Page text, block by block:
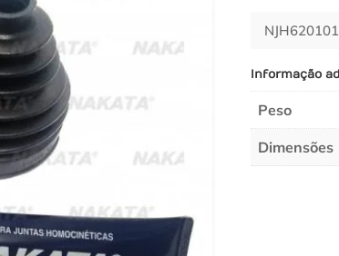
Informação
Peso
Dimensões